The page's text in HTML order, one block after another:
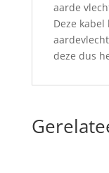
aarde
Deze
deze dus